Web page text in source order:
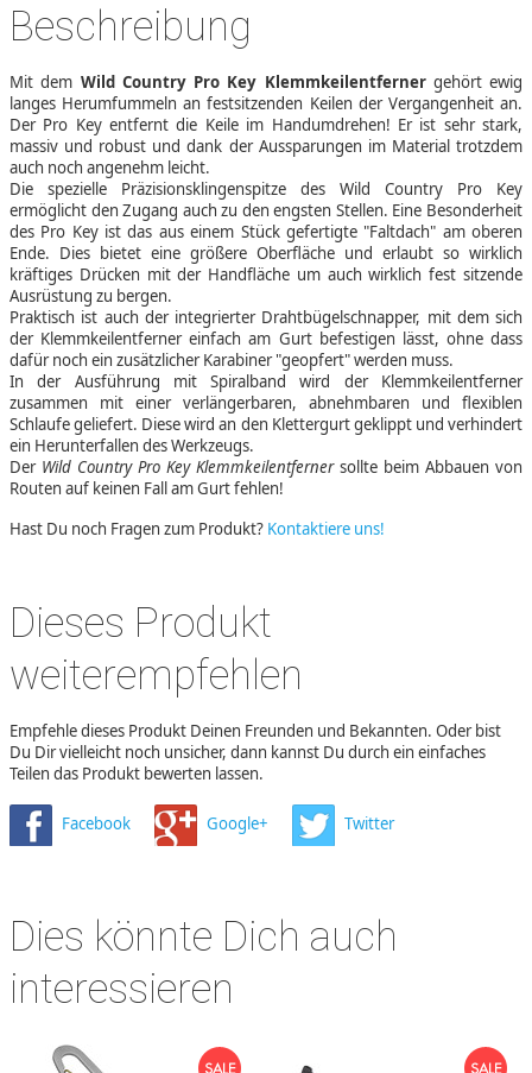
Beschreibung
Mit dem Wild Country Pro Key Klemmkeilentfernergehört ewig
langes Herumfummeln an festsitzenden Keilen der Vergangenheit an.
Der Pro Key entfernt die Keile im Handumdrehen! Er ist sehr stark,
massiv und robust und dank der Aussparungen im Material trotzdem
auch noch angenehm leicht.
Die spezielle Präzisionsklingenspitze des Wild Country Pro Key
ermöglicht den Zugang auch zu den engsten Stellen. Eine Besonderheit
des Pro Key ist das aus einem Stück gefertigte "Faltdach" am oberen
Ende. Dies bietet eine größere Oberfläche und erlaubt so wirklich
kräftiges Drücken mit der Handfläche um auch wirklich fest sitzende
Ausrüstung zu bergen.
Praktisch ist auch der integrierter Drahtbügelschnapper, mit dem sich
der Klemmkeilentferner einfach am Gurt befestigen lässt, ohne dass
dafür noch ein zusätzlicher Karabiner "geopfert" werden muss.
In der Ausführung mit Spiralband wird der Klemmkeilentferner
zusammen mit einer verlängerbaren, abnehmbaren und flexiblen
Schlaufe geliefert. Diese wird an den Klettergurt geklippt und verhindert
ein Herunterfallen des Werkzeugs.
Der Wild Country Pro Key Klemmkeilentfernersollte beim Abbauen von
Routen auf keinen Fall am Gurt fehlen!
Hast Du noch Fragen zum Produkt? Kontaktiere uns!
Dieses Produkt
weiterempfehlen
Empfehle dieses Produkt Deinen Freunden und Bekannten. Oder bist
Du Dir vielleicht noch unsicher, dann kannst Du durch ein einfaches
Teilen das Produkt bewerten lassen.
Facebook Google+ Twitter
Dies könnte Dich auch
interessieren